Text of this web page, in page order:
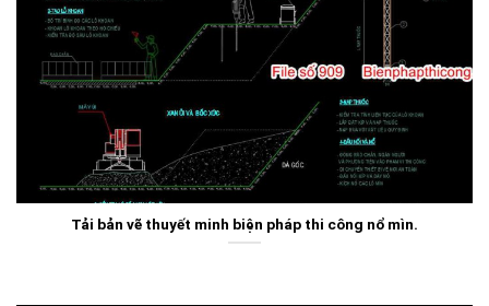
Tải bản vẽ thuyết minh biện pháp thi công nổ mìn.